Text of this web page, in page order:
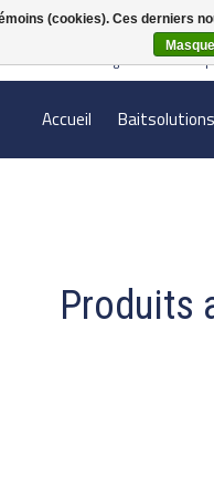
2-5 werkdagen verzonden
Accueil
Produits
(cookies). Ces derniers